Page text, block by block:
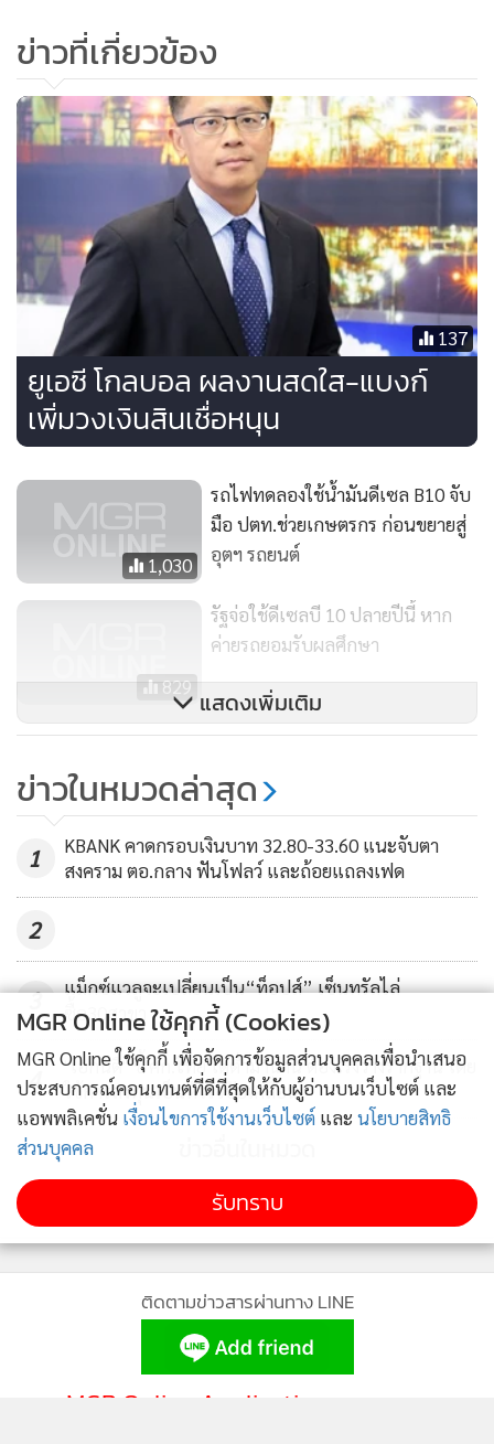
โอกาสที่จะเกิดการขาดแคลนวัตถุดิบ จนทำให้ภาครัฐต้องปรับ
นโยบายการผสม B7 เป็น B5 หรือ B3 ไม่น่าจะมี ซึ่งธุรกิจไบโอ
ดีเซลจะไม่ต้องรับภาระเรื่อง Stock Loss เหมือนสองปีที่ผ่านมา
นายชัชพล กล่าวเพิ่มว่า สำหรับผลประกอบการของธุรกิจไบโอ
ดีเซลในไตรมาส 1/2561 ที่บริษัทฯ ถือหุ้นร้อยละ 30 ในบริษัท
บางจาก ไบโอฟูเอล จำกัด น่าจะออกมาดีกว่า ปี 2560 ค่อนข้าง
มาก เพราะมีการเดินโรงงาน (Plant Utilization) กว่าร้อยละ 90
ของกำลังผลิตสูงสุดที่ 24 ล้านลิตรต่อเดือน คาดการณ์ว่า
EBITDA ของธุรกิจนี้ จะเป็นไปตามเป้าหมายปีละ 400 ล้านบาท
นอกจากนี้ บริษัทฯ ยังอยู่ระหว่างศึกษาความเป็นไปได้ ที่จะต่อย
อดธุรกิจไบโอดีเซล เพื่อการทำผลิตภัณฑ์ใหม่ที่มี High Value
Added (HVA) Products อาทิ การผลิต Refined Glycerin
สำหรับอุตสาหกรรมเครื่องสำอางค์ การทำ Biopolymer เพื่อ
ทดแทนเม็ดพลาสติกต่าง ๆ ด้วย ซึ่งในส่วนนี้จะเป็นผลิตภัณฑ์ที่มี
Margin ในระดับสูง เมื่อเทียบกับผลิตภัณฑ์ในรูปแบบเดิม
“ดังนั้น จึงมั่นใจว่าผลการดำเนินของบริษัทในปีนี้ จะมีการเติบโต
ได้อย่างโดดเด่น และมีรายได้ประมาณ 2,000 ล้านบาท ขณะที่
EBITDA คาดว่าไม่ต่ำกว่า 350 ล้านบาท ซึ่งเป็นผลจากการ
เติบโตของทุกธุรกิจ โดยเฉพาะธุรกิจด้านเคมีภัณฑ์ ที่มีการนำเข้า
ปิโตรเคมี ตามแผนการขยายธุรกิจต่อเนื่อง” นายชัชพล กล่าว
ข่าวที่เกี่ยวข้อง
137
ยูเอซี โกลบอล ผลงานสดใส-แบงก์
เพิ่มวงเงินสินเชื่อหนุน
1,030
รถไฟทดลองใช้น้ำมันดีเซล B10 จับ
มือ ปตท.ช่วยเกษตรกร ก่อนขยายสู่
อุตฯ รถยนต์
829
รัฐจ่อใช้ดีเซลบี 10 ปลายปีนี้ หาก
ค่ายรถยอมรับผลศึกษา
แสดงเพิ่มเติม
ข่าวในหมวดล่าสุด
1
KBANK คาดกรอบเงินบาท 32.80-33.60 แนะจับตา
สงคราม ตอ.กลาง ฟันโฟลว์ และถ้อยแถลงเฟด
2
3
แม็กซ์แวลูจะเปลี่ยนเป็น“ท็อปส์” เซ็นทรัลไล่
ซื้อ30สาขา
4
"เอกนิติ" ชี้ ศก.ไทย โตต่ำมานาน ต้องเร่งวางรากฐาน โดย
ใช้การลงทุนเป็นหัวใจขับเคลื่อน
ติดตามข่าวสารผ่านทาง LINE
MGR Online Application
MGR Online ใช้คุกกี้ (Cookies)
MGR Online ใช้คุกกี้ เพื่อจัดการข้อมูลส่วนบุคคลเพื่อนำเสนอ
ประสบการณ์คอนเทนต์ที่ดีที่สุดให้กับผู้อ่านบนเว็บไซต์ และ
แอพพลิเคชั่น เงื่อนไขการใช้งานเว็บไซต์ และ นโยบายสิทธิ
ส่วนบุคคล
รับทราบ